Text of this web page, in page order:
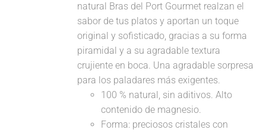
natural Bras del Port Gourmet realzan el
sabor de tus platos y aportan un toque
original y sofisticado, gracias a su forma
piramidal y a su agradable textura
crujiente en boca. Una agradable sorpresa
para los paladares más exigentes.
100 % natural, sin aditivos. Alto
contenido de magnesio.
Forma: preciosos cristales con